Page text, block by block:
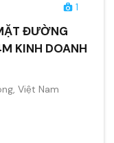
1
ĐƯỜNG
KINH DOANH
Việt Nam